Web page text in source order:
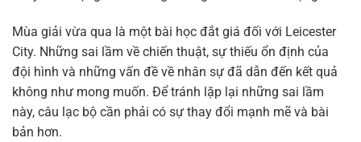
Mùa giải vừa qua là một bài học đắt giá đối với Leicester
City. Những sai lầm về chiến thuật, sự thiếu ổn định của
đội hình và những vấn đề về nhân sự đã dẫn đến kết quả
không như mong muốn. Để tránh lặp lại những sai lầm
này, câu lạc bộ cần phải có sự thay đổi mạnh mẽ và bài
bản hơn.